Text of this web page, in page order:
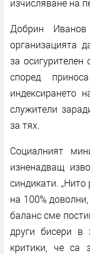
изчисляване на
Добрин
организацията
за
според
индексирането
служители
за тях.
Социалният
изненадващ
синдикати. „Нито
на 100%
баланс сме
други бисери в
критики, че са